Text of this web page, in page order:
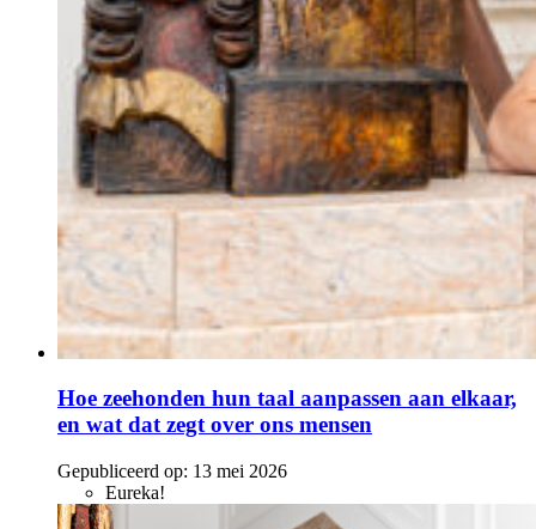
Hoe zeehonden hun taal aanpassen aan elkaar,
en wat dat zegt over ons mensen
Gepubliceerd op: 13 mei 2026
Eureka!